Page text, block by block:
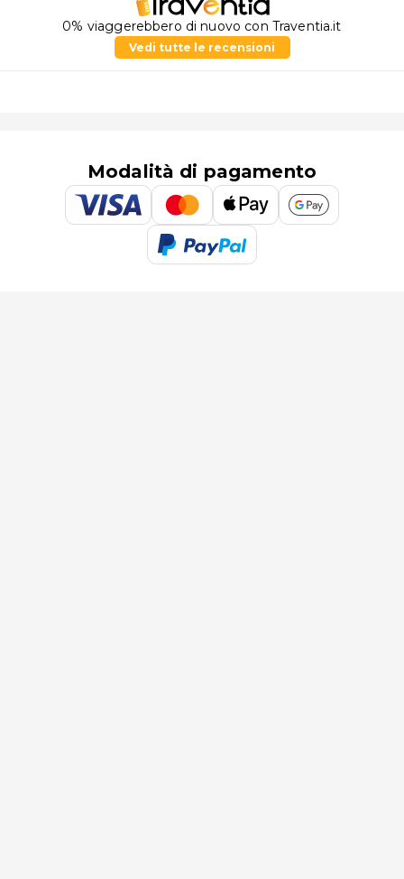
0% viaggerebbero di nuovo con Traventia.it
Vedi tutte le recensioni
Modalità di pagamento